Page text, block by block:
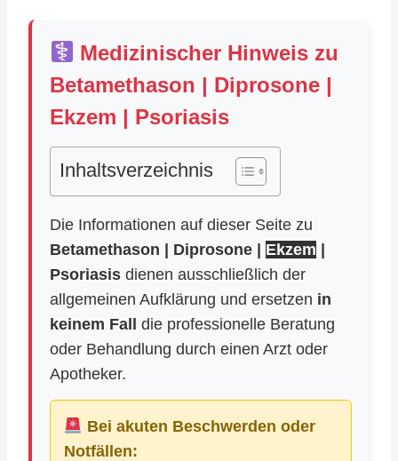
Medizinischer Hinweis zu
Betamethason | Diprosone |
Ekzem | Psoriasis
Inhaltsverzeichnis
Die Informationen auf dieser Seite zu
Betamethason | Diprosone | Ekzem
Psoriasis dienen ausschließlich der
allgemeinen Aufklärung und ersetzen in
keinem Fall
die professionelle Beratung
oder Behandlung durch einen Arzt oder
Apotheker.
Bei akuten Beschwerden oder
Notfällen: